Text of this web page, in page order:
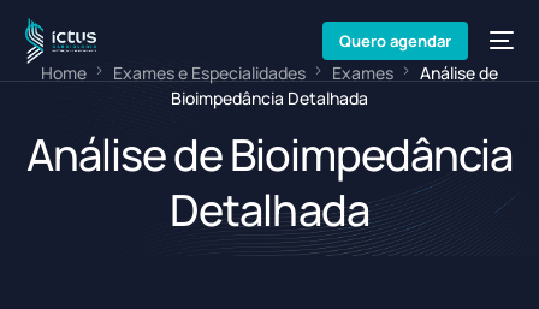
Quero agendar
Home Exames e Especialidades Exames
Análise de
Bioimpedância Detalhada
Análise de Bioimpedância
Detalhada